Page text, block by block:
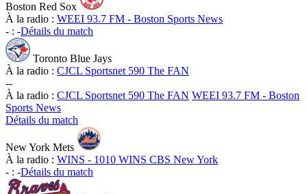
Boston Red Sox
À la radio : WEEI 93.7 FM - Boston Sports News
- : -Détails du match
Toronto Blue Jays
À la radio : CJCL Sportsnet 590 The FAN
--
À la radio : CJCL Sportsnet 590 The FAN WEEI 93.7 FM - Boston
Sports News
Détails du match
New York Mets
À la radio : WINS - 1010 WINS CBS New York
- : -Détails du match